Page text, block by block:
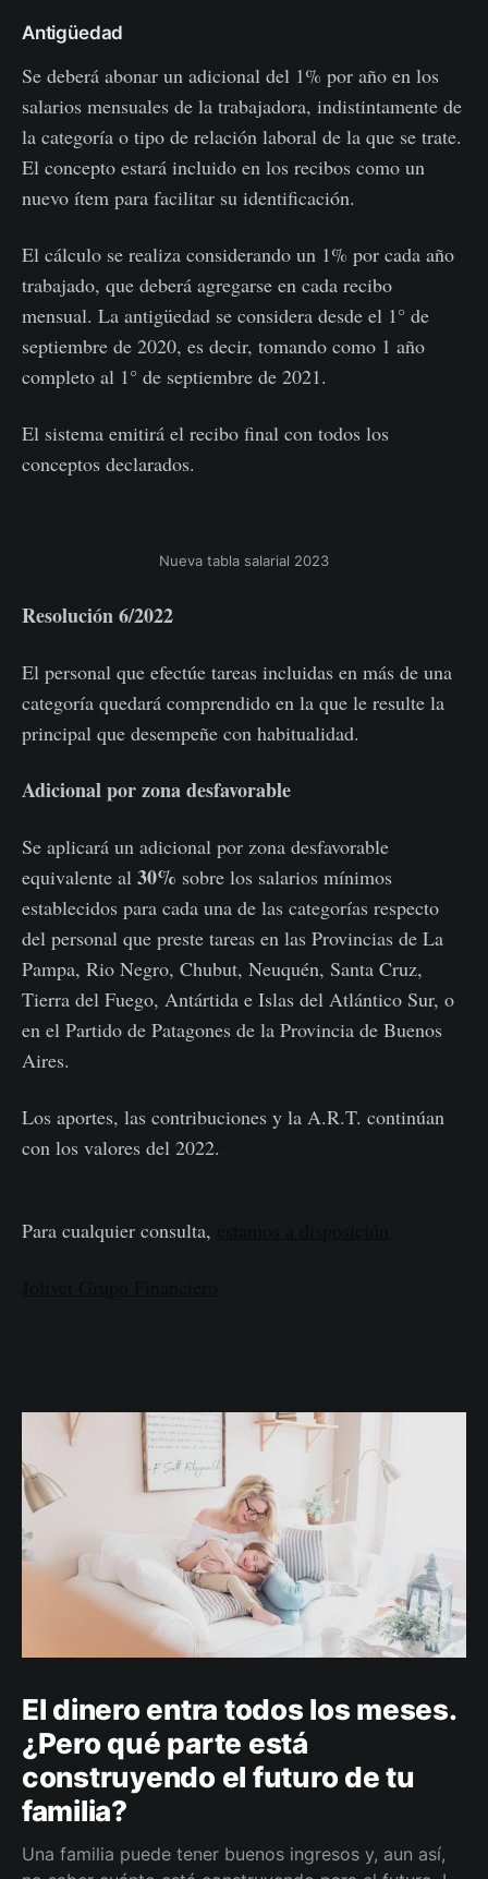
Antigüedad
Se deberá abonar un adicional del 1% por año en los
salarios mensuales de la trabajadora, indistintamente de
la categoría o tipo de relación laboral de la que se trate.
El concepto estará incluido en los recibos como un
nuevo ítem para facilitar su identificación.
El cálculo se realiza considerando un 1% por cada año
trabajado, que deberá agregarse en cada recibo
mensual. La antigüedad se considera desde el 1° de
septiembre de 2020, es decir, tomando como 1 año
completo al 1° de septiembre de 2021.
El sistema emitirá el recibo final con todos los
conceptos declarados.
Nueva tabla salarial 2023
Resolución 6/2022
El personal que efectúe tareas incluidas en más de una
categoría quedará comprendido en la que le resulte la
principal que desempeñe con habitualidad.
Adicional por zona desfavorable
Se aplicará un adicional por zona desfavorable
equivalente al 30% sobre los salarios mínimos
establecidos para cada una de las categorías respecto
del personal que preste tareas en las Provincias de La
Pampa, Rio Negro, Chubut, Neuquén, Santa Cruz,
Tierra del Fuego, Antártida e Islas del Atlántico Sur, o
en el Partido de Patagones de la Provincia de Buenos
Aires.
Los aportes, las contribuciones y la A.R.T. continúan
con los valores del 2022.
Para cualquier consulta,
El dinero entra todos los meses.
¿Pero qué parte está
construyendo el futuro de tu
familia?
Una familia puede tener buenos ingresos y, aun así,